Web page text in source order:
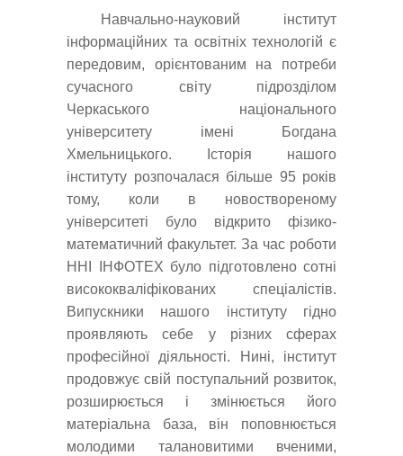
Навчально-науковий інститут
інформаційних та освітніх технологій є
передовим, орієнтованим на потреби
сучасного світу підрозділом
Черкаського національного
університету імені Богдана
Хмельницького. Історія нашого
інституту розпочалася більше 95 років
тому, коли в новоствореному
університеті було відкрито фізико-
математичний факультет. За час роботи
ННІ ІНФОТЕХ було підготовлено сотні
висококваліфікованих спеціалістів.
Випускники нашого інституту гідно
проявляють себе у різних сферах
професійної діяльності. Нині, інститут
продовжує свій поступальний розвиток,
розширюється і змінюється його
матеріальна база, він поповнюється
молодими талановитими вченими,